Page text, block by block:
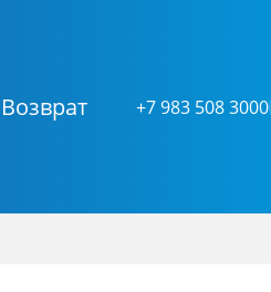
Возврат +7 983 508 3000